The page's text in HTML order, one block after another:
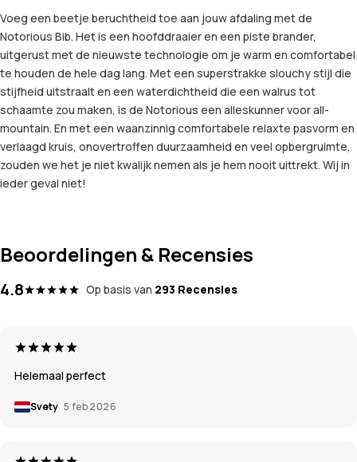
Voeg een beetje beruchtheid toe aan jouw afdaling met de
Notorious Bib. Het is een hoofddraaier en een piste brander,
uitgerust met de nieuwste technologie om je warm en comfortabel
te houden de hele dag lang. Met een superstrakke slouchy stijl die
stijfheid uitstraalt en een waterdichtheid die een walrus tot
schaamte zou maken, is de Notorious een alleskunner voor all-
mountain. En met een waanzinnig comfortabele relaxte pasvorm en
verlaagd kruis, onovertroffen duurzaamheid en veel opbergruimte,
zouden we het je niet kwalijk nemen als je hem nooit uittrekt. Wij in
ieder geval niet!
Beoordelingen & Recensies
4.8 Op basis van 293 Recensies
Helemaal perfect
Svety 5 feb 2026